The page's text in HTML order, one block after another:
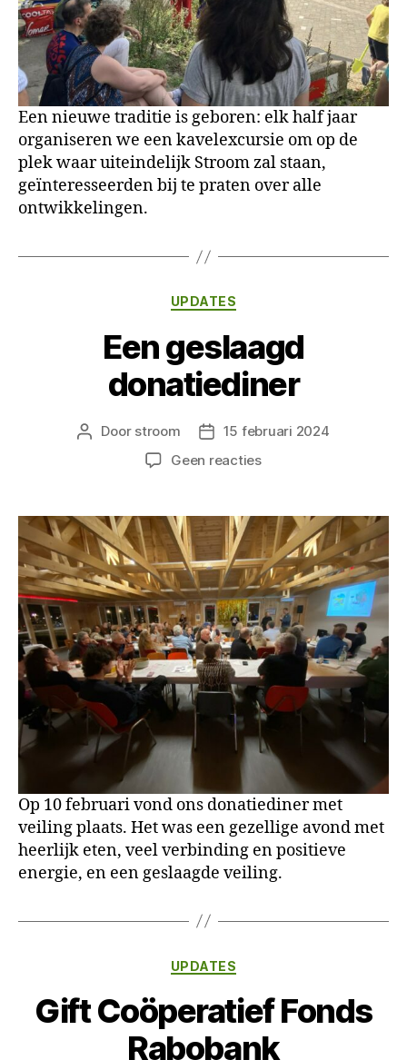
Een nieuwe traditie is geboren: elk half jaar
organiseren we een kavelexcursie om op de
plek waar uiteindelijk Stroom zal staan,
geïnteresseerden bij te praten over alle
ontwikkelingen.
Categorieën
UPDATES
Een geslaagd
donatiediner
Berichtauteur
Door stroom Berichtdatum
15 februari 2024
Geen reactiesop
donatiediner
Op 10 februari vond ons donatiediner met
veiling plaats. Het was een gezellige avond met
heerlijk eten, veel verbinding en positieve
energie, en een geslaagde veiling.
Categorieën
UPDATES
Gift Coöperatief Fonds
Rabobank